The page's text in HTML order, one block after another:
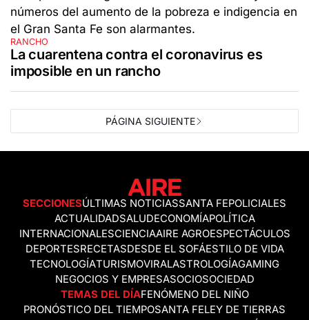
RANCHO
La cuarentena contra el coronavirus es
imposible en un rancho
PÁGINA SIGUIENTE
SECCIONESÚLTIMAS NOTICIASSANTA FEPOLICIALES
ACTUALIDADSALUDECONOMÍAPOLÍTICA
INTERNACIONALESCIENCIAAIRE AGROESPECTÁCULOS
DEPORTESRECETASDESDE EL SOFÁESTILO DE VIDA
TECNOLOGÍATURISMOVIRALASTROLOGÍAGAMING
NEGOCIOS Y EMPRESASOCIOSOCIEDAD
TEMAS DEL DÍAFENÓMENO DEL NIÑO
PRONÓSTICO DEL TIEMPOSANTA FELEY DE TIERRAS